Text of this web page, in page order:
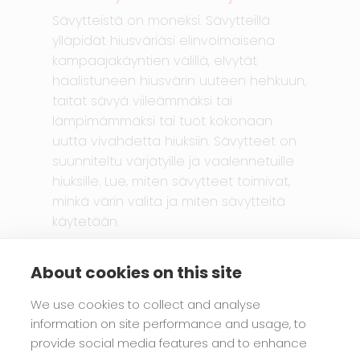
About cookies on this site
We use cookies to collect and analyse
information on site performance and usage, to
provide social media features and to enhance
Sävytteistä on moneksi. Sävytteillä
ylläpidät hiusväriäsi elinvoimaisena
kampaajakäyntien välillä, elvytät
haalistuneen hiusvärin uuteen hehkuun,
taitat sävyä viileämmäksi tai
lämpimämmäksi tai tuot kokonaan
uutta vivahdetta hiuksiin. Sävytteet on
suunniteltu värjätyille ja vaalennetuille
hiuksille. Lue, miten sävytteet toimivat,
minkä värin valita ja miten sävytteitä
käytetään.
kotimainen
sävyte
sävyttäminen
suoraväri
vegaaninen